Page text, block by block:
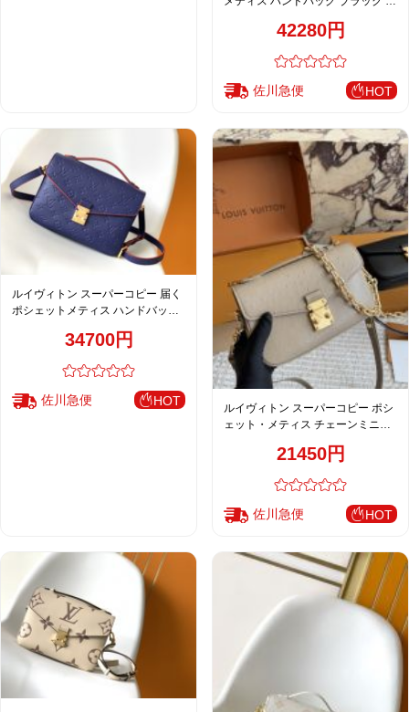
42280円
佐川急便 HOT
ルイヴィトン スーパーコピー 届く
ポシェットメティス ハンドバッグ
34700円
佐川急便 HOT
ルイヴィトン スーパーコピー ポシ
ェット・メティス チェーンミニバ
21450円
佐川急便 HOT